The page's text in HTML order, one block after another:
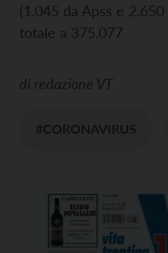
(1.045 da Apss e
totale a 375.077
di redazione VT
#CORONAVIRUS